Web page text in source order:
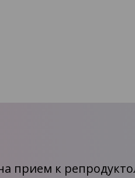
прием к